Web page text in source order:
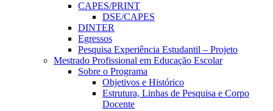
CAPES/PRINT
DSE/CAPES
DINTER
Egressos
Pesquisa Experiência Estudantil – Projeto
Mestrado Profissional em Educação Escolar
Sobre o Programa
Objetivos e Histórico
Estrutura, Linhas de Pesquisa e Corpo
Docente